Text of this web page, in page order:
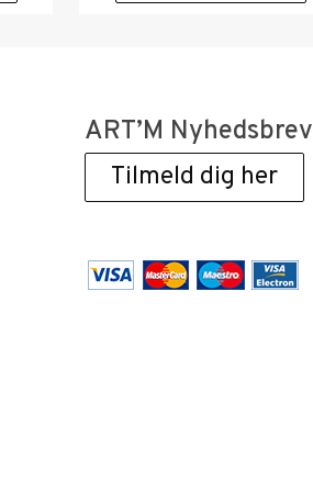
ART’M Nyhedsbrev
Tilmeld dig her